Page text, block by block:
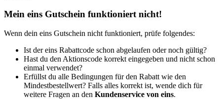
Mein eins Gutschein funktioniert nicht!
Wenn dein eins Gutschein nicht funktioniert, prüfe folgendes:
Ist der eins Rabattcode schon abgelaufen oder noch gültig?
Hast du den Aktionscode korrekt eingegeben und nicht schon
einmal verwendet?
Erfüllst du alle Bedingungen für den Rabatt wie den
Mindestbestellwert? Falls alles korrekt ist, wende dich für
weitere Fragen an den Kundenservice von eins.